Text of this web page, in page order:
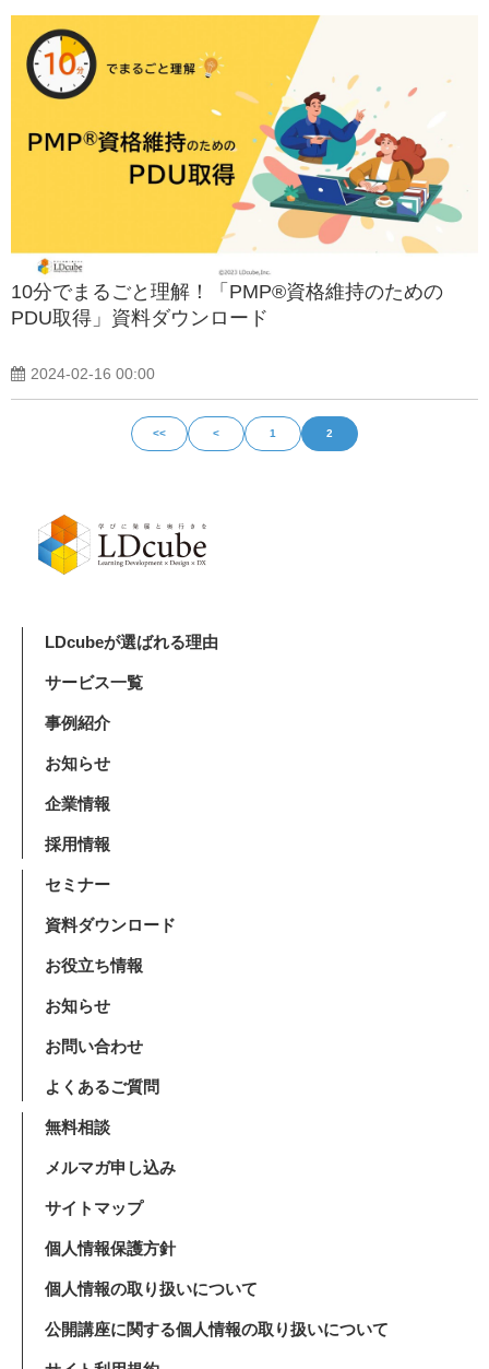
10分でまるごと理解！「PMP®資格維持のための
PDU取得」資料ダウンロード
2024-02-16 00:00
<< < 1 2
LDcubeが選ばれる理由
サービス一覧
事例紹介
お知らせ
企業情報
採用情報
セミナー
資料ダウンロード
お役立ち情報
お知らせ
お問い合わせ
よくあるご質問
無料相談
メルマガ申し込み
サイトマップ
個人情報保護方針
個人情報の取り扱いについて
公開講座に関する個人情報の取り扱いについて